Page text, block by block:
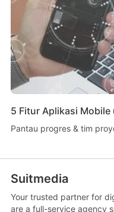
5 Fitur Aplikasi
Pantau progres & tim
Suitmedia
Your trusted partner for
are a full-service agency